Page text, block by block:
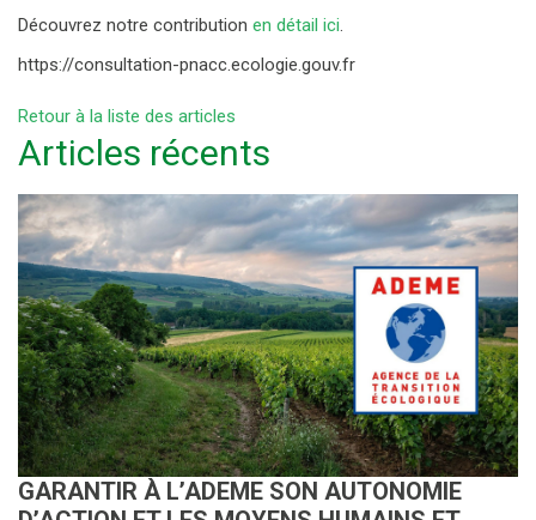
Découvrez notre contribution en détail ici.
https://consultation-pnacc.ecologie.gouv.fr
Retour à la liste des articles
Articles récents
GARANTIR À L’ADEME SON AUTONOMIE